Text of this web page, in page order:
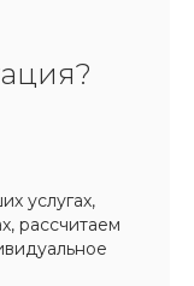
услугах,
рассчитаем